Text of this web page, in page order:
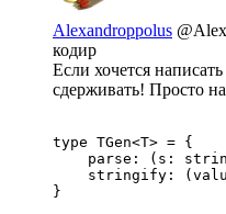
Alexandroppolus
кодир
Если хочется
сдерживать! Просто
type TGen<T> = {
parse: (s:
stringify:
}